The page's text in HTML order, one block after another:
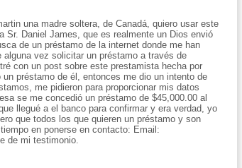
una madre soltera, de Canadá, quiero usar este
Sr. Daniel James, que es realmente un Dios envió
de un préstamo de la internet donde me han
vez solicitar un préstamo a través de
con un post sobre este prestamista hecha por
préstamo de él, entonces me dio un intento de
me pidieron para proporcionar mis datos
se me concedió un préstamo de $45,000.00 al
llegué a el banco para confirmar y era verdad, yo
que todos los que quieren un préstamo y son
en ponerse en contacto: Email:
de mi testimonio.